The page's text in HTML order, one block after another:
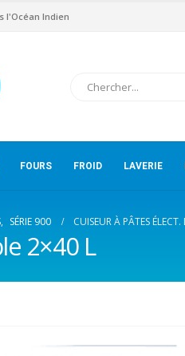
l'Océan Indien
FOURS FROID LAVERIE
, SÉRIE 900 CUISEUR À PÂTES
2×40 L